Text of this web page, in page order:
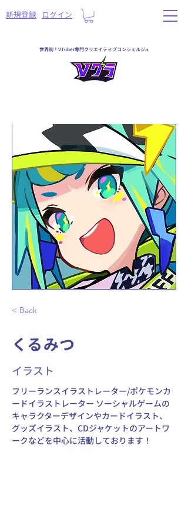
​新規登録 ログイン
世界初！VTuber専門クリエイティブコンシェルジュ
< Back
くるみつ
イラスト
フリーランスイラストレーター/ポケモンカ
ードイラストレーター ソーシャルゲームの
キャラクターデザインやカードイラスト、
グッズイラスト、CDジャケットのアートワ
ークなどを中心に活動しております！